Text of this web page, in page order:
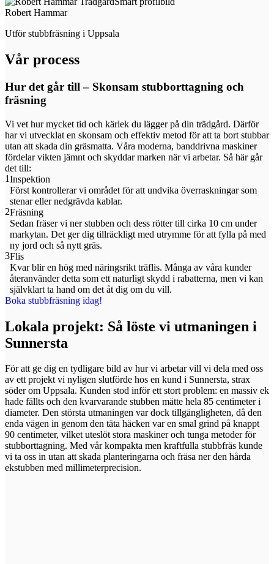
Robert Hammar
Utför stubbfräsning i Uppsala
Vår process
Hur det går till – Skonsam stubborttagning och
fräsning
Vi vet hur mycket tid och kärlek du lägger på din trädgård. Därför
har vi utvecklat en skonsam och effektiv metod för att ta bort stubbar
utan att skada din gräsmatta. Våra moderna, banddrivna maskiner
fördelar vikten jämnt och skyddar marken när vi arbetar. Så här går
det till:
1Inspektion
Först kontrollerar vi området för att undvika överraskningar som
stenar eller nedgrävda kablar.
2Fräsning
Sedan fräser vi ner stubben och dess rötter till cirka 10 cm under
markytan. Det ger dig tillräckligt med utrymme för att fylla på med
ny jord och så nytt gräs.
3Flis
Kvar blir en hög med näringsrikt träflis. Många av våra kunder
återanvänder detta som ett naturligt skydd i rabatterna, men vi kan
självklart ta hand om det åt dig om du vill.
Boka stubbfräsning idag!
Lokala projekt: Så löste vi utmaningen i
Sunnersta
För att ge dig en tydligare bild av hur vi arbetar vill vi dela med oss
av ett projekt vi nyligen slutförde hos en kund i Sunnersta, strax
söder om Uppsala. Kunden stod inför ett stort problem: en massiv ek
hade fällts och den kvarvarande stubben mätte hela 85 centimeter i
diameter. Den största utmaningen var dock tillgängligheten, då den
enda vägen in genom den täta häcken var en smal grind på knappt
90 centimeter, vilket uteslöt stora maskiner och tunga metoder för
stubborttagning. Med vår kompakta men kraftfulla stubbfräs kunde
vi ta oss in utan att skada planteringarna och fräsa ner den hårda
ekstubben med millimeterprecision.